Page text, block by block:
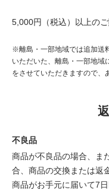
5,000円（税込）以上の
※離島・一部地域では追加送
いただいた、離島・一部地域
をさせていただきますので、
不良品
商品が不良品の場合、ま
合、商品の交換または返
商品がお手元に届いて7